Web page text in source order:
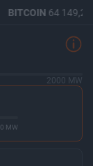
BITCOIN64 149,27
2000 MW
MW